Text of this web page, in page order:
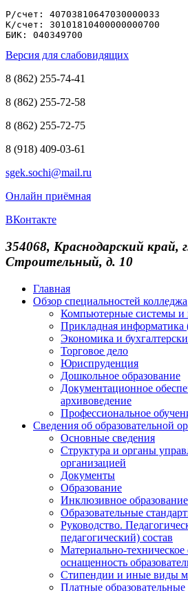
Р/счет: 40703810647030000033
К/счет: 30101810400000000700
БИК: 040349700
Версия для слабовидящих
8 (862) 255-74-41
8 (862) 255-72-58
8 (862) 255-72-75
8 (918) 409-03-61
sgek.sochi@mail.ru
Онлайн приёмная
ВКонтакте
354068, Краснодарский край,
Строительный, д. 10
Главная
Обзор специальностей колледжа
Компьютерные системы и
Прикладная информатика
Экономика и
Торговое дело
Юриспруденция
Дошкольное образование
Документационное
архивоведение
Профессиональное
Сведения об образовательной
Основные сведения
Структура и органы
организацией
Документы
Образование
Инклюзивное образование
Образовательные
Руководство.
педагогический) состав
Материально-техническое
оснащенность
Стипендии и иные виды
Платные образовательные